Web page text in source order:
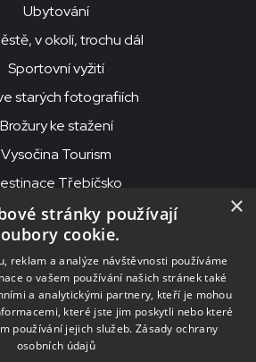
Ubytování
v okolí, trochu dál
Sportovní vyžití
starých fotografiích
Brožury ke stažení
Vysočina Tourism
Třebíčsko
Beseda Mor. Budějovice
organizace, Purcnerova 62, 676 02
Budějovice
ID datové schránky: chjn2kd
×
stránky používají
cookie.
reklam a analýze návštěvnosti používáme
o vašem používání našich stránek také
a analytickými partnery, kteří je mohou
které jste jim poskytli nebo které
používání jejich služeb. Zásady ochrany
osobních údajů